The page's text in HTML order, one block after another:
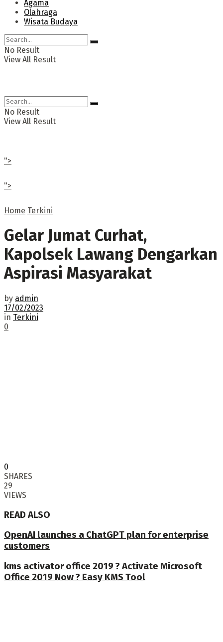
Agama
Olahraga
Wisata Budaya
No Result
View All Result
No Result
View All Result
">
">
Home Terkini
Gelar Jumat Curhat,
Kapolsek Lawang Dengarkan
Aspirasi Masyarakat
by admin
17/02/2023
in Terkini
0
0
SHARES
29
VIEWS
READ ALSO
OpenAI launches a ChatGPT plan for enterprise
customers
kms activator office 2019 ? Activate Microsoft
Office 2019 Now ? Easy KMS Tool